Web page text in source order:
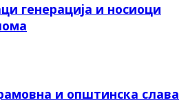
генерација и носиоци
и општинска слава